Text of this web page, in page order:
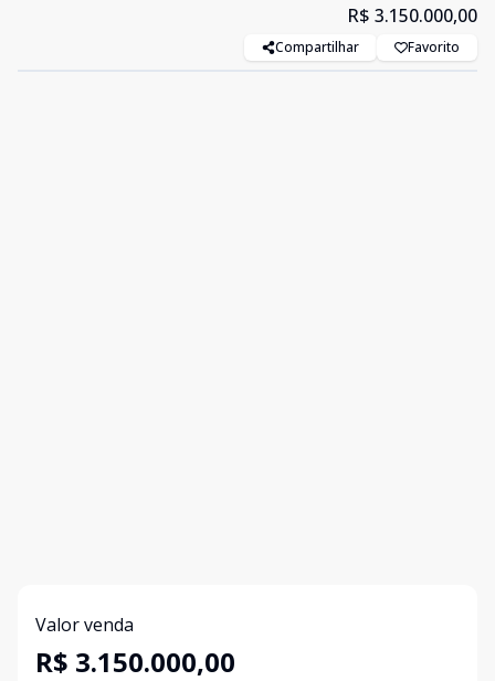
R$ 3.150.000,00
Compartilhar Favorito
Valor venda
R$ 3.150.000,00